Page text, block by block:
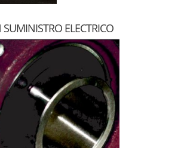
ELECTRICO